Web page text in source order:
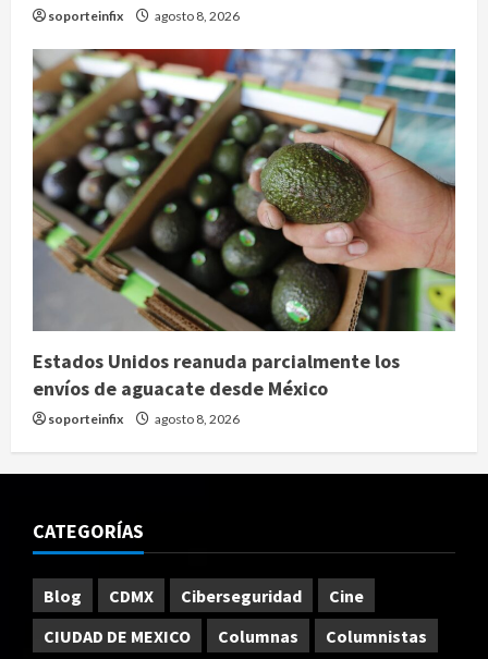
soporteinfix agosto 8, 2026
Estados Unidos reanuda parcialmente los
envíos de aguacate desde México
soporteinfix agosto 8, 2026
CATEGORÍAS
Blog CDMX Ciberseguridad
Cine
CIUDAD DE MEXICO
Columnas
Columnistas